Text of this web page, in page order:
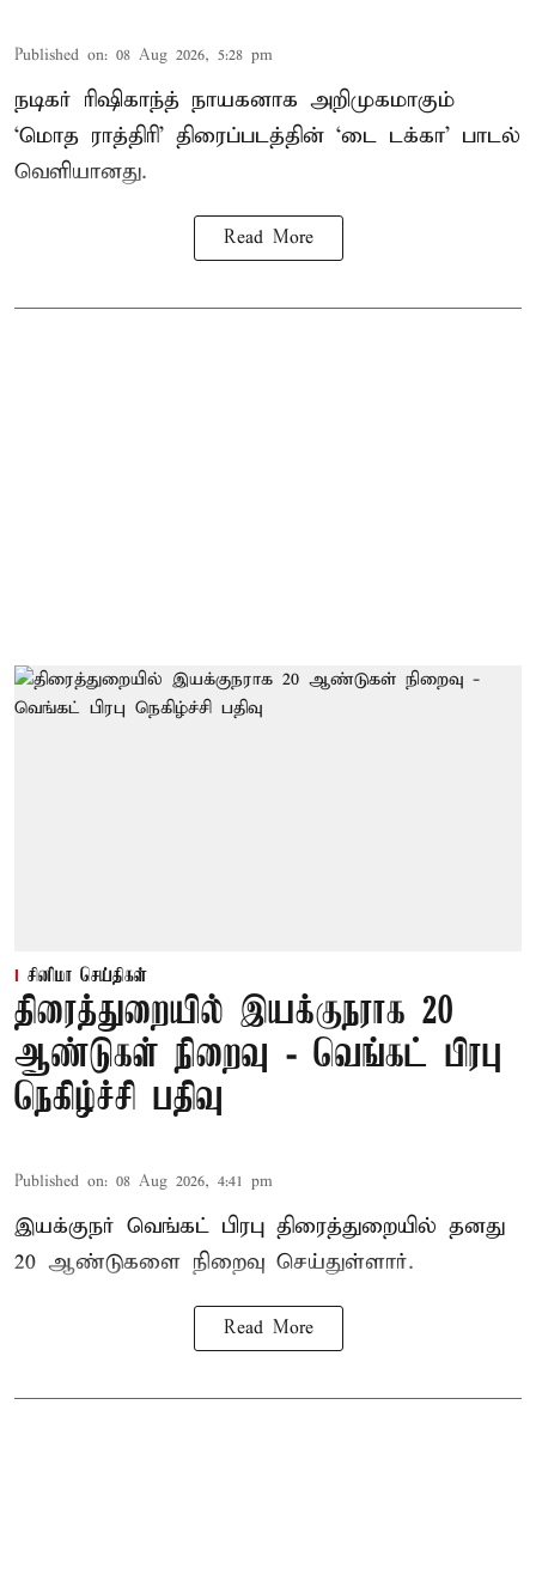
Published on: 08 Aug 2026, 5:28 pm
நடிகர் ரிஷிகாந்த் நாயகனாக அறிமுகமாகும்
‘மொத ராத்திரி’ திரைப்படத்தின் ‘டை டக்கா’ பாடல்
வெளியானது.
Read More
சினிமா செய்திகள்
திரைத்துறையில் இயக்குநராக 20
ஆண்டுகள் நிறைவு - வெங்கட் பிரபு
நெகிழ்ச்சி பதிவு
Published on: 08 Aug 2026, 4:41 pm
இயக்குநர் வெங்கட் பிரபு திரைத்துறையில் தனது
20 ஆண்டுகளை நிறைவு செய்துள்ளார்.
Read More